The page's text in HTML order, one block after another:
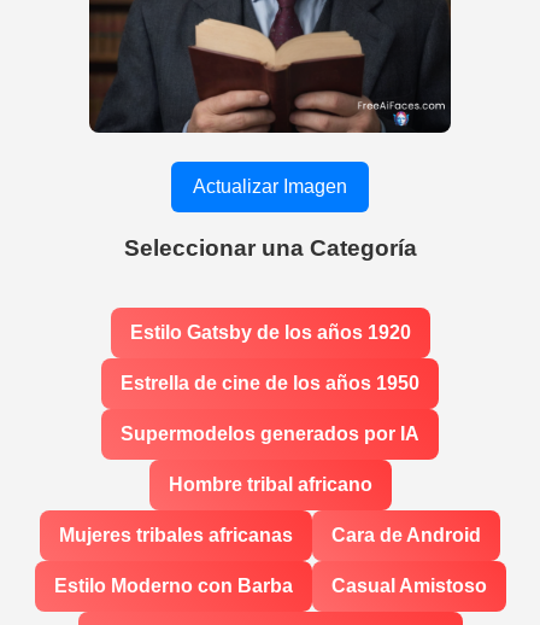
Actualizar Imagen
Seleccionar una Categoría
Estilo Gatsby de los años 1920
Estrella de cine de los años 1950
Supermodelos generados por IA
Hombre tribal africano
Mujeres tribales africanas Cara de Android
Estilo Moderno con Barba Casual Amistoso